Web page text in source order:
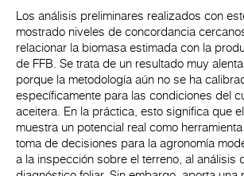
Los análisis preliminares realizados con
mostrado niveles de concordancia
relacionar la biomasa estimada con la
de FFB. Se trata de un resultado muy
porque la metodología aún no se ha
específicamente para las condiciones del
aceitera. En la práctica, esto significa que
muestra un potencial real como
toma de decisiones para la agronomía
a la inspección sobre el terreno, al análisis